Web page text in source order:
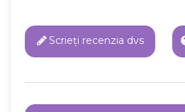
Scrieți recenzia dvs